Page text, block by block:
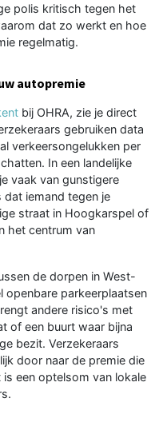
polis kritisch tegen het
dat zo werkt en hoe
regelmatig.
autopremie
bij OHRA, zie je direct
gebruiken data
verkeersongelukken per
In een landelijke
vaak van gunstigere
dat iemand tegen je
straat in Hoogkarspel of
het centrum van
de dorpen in West-
openbare parkeerplaatsen
andere risico's met
of een buurt waar bijna
bezit. Verzekeraars
door naar de premie die
een optelsom van lokale